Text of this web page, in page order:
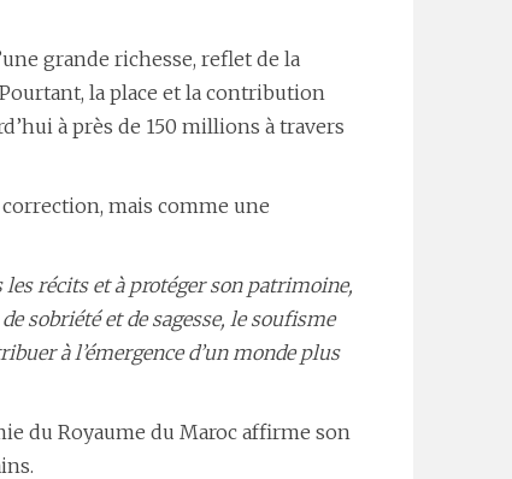
grande richesse, reflet de la
la place et la contribution
à près de 150 millions à travers
mais comme une
récits et à protéger son patrimoine,
sobriété et de sagesse, le soufisme
à l’émergence d’un monde plus
du Royaume du Maroc affirme son